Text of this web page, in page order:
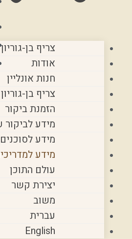
צריף בן-גוריון
אודות
חנות אונליין
צריף בן-
הזמנת ביקור
מידע לביקור
מידע לסוכנים
מידע
עולם התוכן
יצירת קשר
משוב
עברית
English